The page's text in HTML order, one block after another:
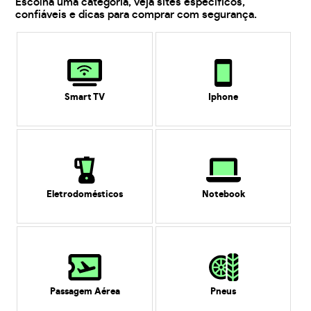
confiáveis e dicas para comprar com segurança.
Smart TV Iphone
Eletrodomésticos Notebook
Passagem Aérea Pneus